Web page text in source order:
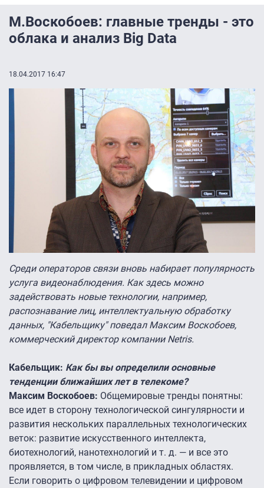
М.Воскобоев: главные тренды - это
облака и анализ Big Data
18.04.2017 16:47
Среди операторов связи вновь набирает популярность
услуга видеонаблюдения. Как здесь можно
задействовать новые технологии, например,
распознавание лиц, интеллектуальную обработку
данных, "Кабельщику" поведал Максим Воскобоев,
коммерческий директор компании Netris.
Кабельщик: Как бы вы определили основные
тенденции ближайших лет в телекоме?
Максим Воскобоев: Общемировые тренды понятны:
все идет в сторону технологической сингулярности и
развития нескольких параллельных технологических
веток: развитие искусственного интеллекта,
биотехнологий, нанотехнологий и т. д. — и все это
проявляется, в том числе, в прикладных областях.
Если говорить о цифровом телевидении и цифровом